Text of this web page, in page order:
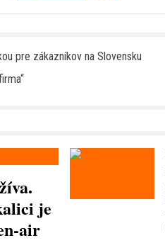
pre zákazníkov na Slovensku
je
air